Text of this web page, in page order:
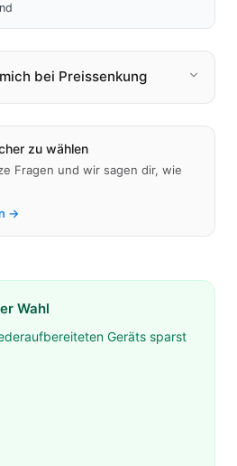
bei Preissenkung
zu wählen
Fragen und wir sagen dir, wie
→
Wahl
Geräts sparst